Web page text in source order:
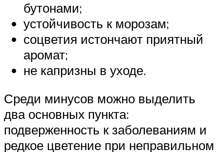
бутонами;
устойчивость к морозам;
соцветия истончают приятный
аромат;
не капризны в уходе.
Среди минусов можно выделить
два основных пункта:
подверженность к заболеваниям и
редкое цветение при неправильном